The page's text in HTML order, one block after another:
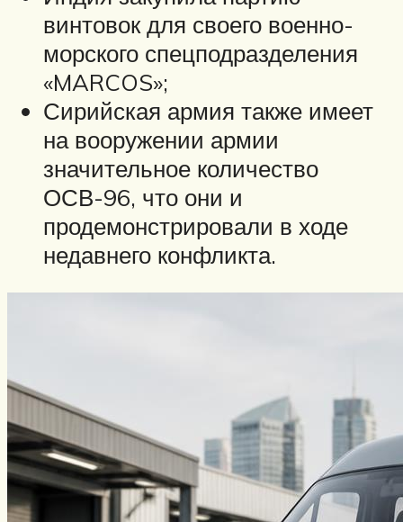
винтовок для своего военно-
морского спецподразделения
«MARCOS»;
Сирийская армия также имеет
на вооружении армии
значительное количество
ОСВ-96, что они и
продемонстрировали в ходе
недавнего конфликта.